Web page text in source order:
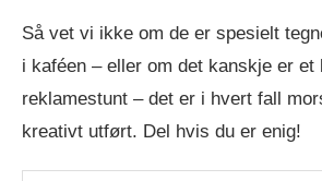
Så vet vi ikke om de er spesielt
i kaféen – eller om det kanskje er et
reklamestunt – det er i hvert fall
kreativt utført. Del hvis du er enig!